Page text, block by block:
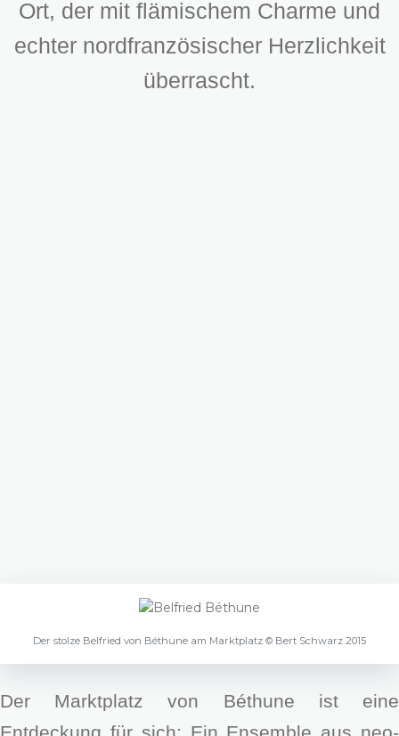
Ort, der mit flämischem Charme und
echter nordfranzösischer Herzlichkeit
überrascht.
Der stolze Belfried von Béthune am Marktplatz © Bert Schwarz 2015
Der Marktplatz von Béthune ist eine
Entdeckung für sich: Ein Ensemble aus neo-